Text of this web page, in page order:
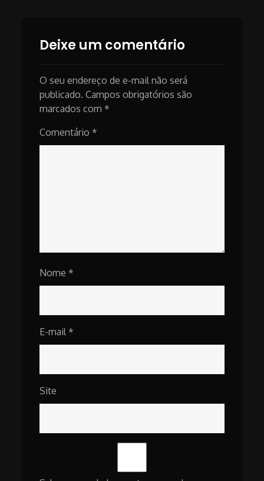
Deixe um comentário
O seu endereço de e-mail não será
publicado. Campos obrigatórios são
marcados com *
Comentário *
Nome *
E-mail *
Site